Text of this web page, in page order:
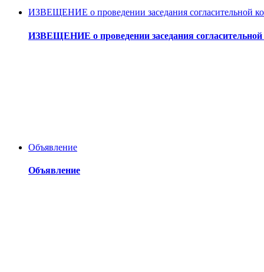
ИЗВЕЩЕНИЕ о проведении заседания согласительной
ИЗВЕЩЕНИЕ о проведении заседания
Объявление
Объявление